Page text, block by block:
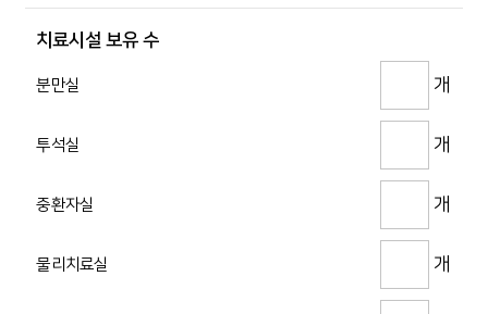
치료시설 보유 수
분만실 개
투석실 개
중환자실 개
물리치료실 개